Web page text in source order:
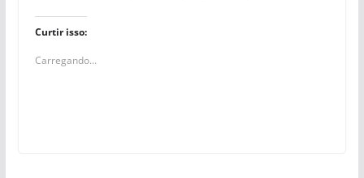
Curtir isso:
Carregando...